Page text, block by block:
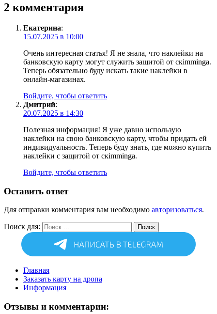
2 комментария
Екатерина:
15.07.2025 в 10:00
Очень интересная статья! Я не знала, что наклейки на
банковскую карту могут служить защитой от скimminga.
Теперь обязательно буду искать такие наклейки в
онлайн-магазинах.
Войдите, чтобы ответить
Дмитрий:
20.07.2025 в 14:30
Полезная информация! Я уже давно использую
наклейки на свою банковскую карту, чтобы придать ей
индивидуальность. Теперь буду знать, где можно купить
наклейки с защитой от скimminga.
Войдите, чтобы ответить
Оставить ответ
Для отправки комментария вам необходимо авторизоваться.
Поиск для: Поиск
Главная
Заказать карту на дропа
Информация
Отзывы и комментарии: